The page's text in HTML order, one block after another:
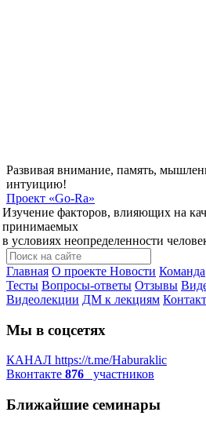
Развивая внимание, память,
интуицию!
Проект «Go-Ra»
Изучение факторов, влияющих на
принимаемых
в условиях неопределенности
Главная О проекте Новости Команда
Тесты Вопросы-ответы Отзывы
Видеолекции ДМ к лекциям
Мы в соцсетях
КАНАЛ https://t.me/Haburaklic
Вконтакте 876 участников
Ближайшие семинары